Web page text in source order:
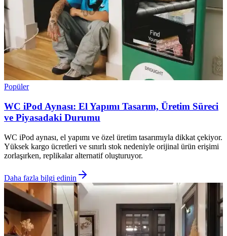
Popüler
WC iPod Aynası: El Yapımı Tasarım, Üretim Süreci
ve Piyasadaki Durumu
WC iPod aynası, el yapımı ve özel üretim tasarımıyla dikkat çekiyor.
Yüksek kargo ücretleri ve sınırlı stok nedeniyle orijinal ürün erişimi
zorlaşırken, replikalar alternatif oluşturuyor.
Daha fazla bilgi edinin